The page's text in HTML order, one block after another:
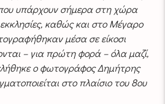
υπάρχουν σήμερα στη χώρα
καθώς και στο Μέγαρο
μέσα σε είκοσι
– για πρώτη φορά – όλα μαζί,
ο φωτογράφος Δημήτρης
στο πλαίσιο του 8ου